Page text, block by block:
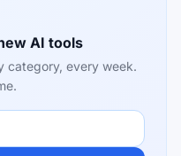
AI tools
category, every week.